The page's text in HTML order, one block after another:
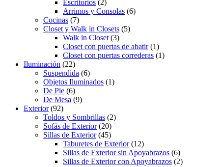
Escritorios (2)
Arrimos y Consolas (6)
Cocinas (7)
Closet y Walk in Closets (5)
Walk in Closet (3)
Closet con puertas de abatir(1)
Closet con puertas correderas (1)
Iluminación (22)
Suspendida (6)
Objetos Iluminados (1)
De Pie (6)
De Mesa (9)
Exterior(92)
Toldos y Sombrillas (2)
Sofás de Exterior(20)
Sillas de Exterior(45)
Taburetes de Exterior(12)
Sillas de Exterior sin Apoyabrazos (6)
Sillas de Exterior con Apoyabrazos (2)